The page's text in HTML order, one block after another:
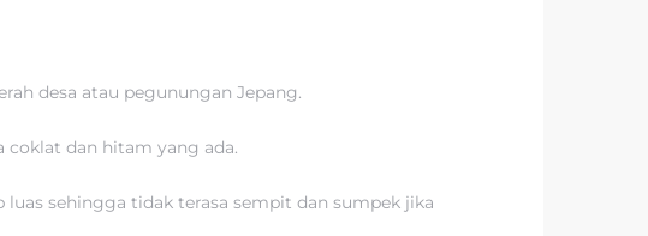
desa atau pegunungan Jepang.
coklat dan hitam yang ada.
sehingga tidak terasa sempit dan sumpek jika